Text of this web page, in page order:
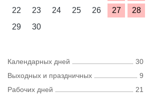
22
23 24 25 26 27
28
29
30
Календарных дней
30
Выходных и праздничных
9
Рабочих дней
21